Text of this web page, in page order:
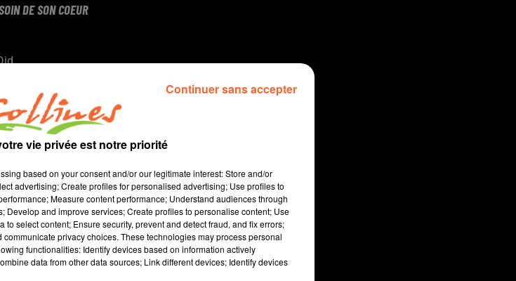
DE SON COEUR
conseils pour vivre le mieux possible
avec 2 rendez-vous chaque semaine
4 min 8 sec
vie privée est notre priorité
based on your consent and/or our legitimate interest: Store and/or
advertising; Create profiles for personalised advertising; Use profiles to
Measure content performance; Understand audiences through
Develop and improve services; Create profiles to personalise content; Use
select content; Ensure security, prevent and detect fraud, and fix errors;
privacy choices. These technologies may process personal
functionalities: Identify devices based on information actively
data from other data sources; Link different devices; Identify devices
Continuer sans accepter